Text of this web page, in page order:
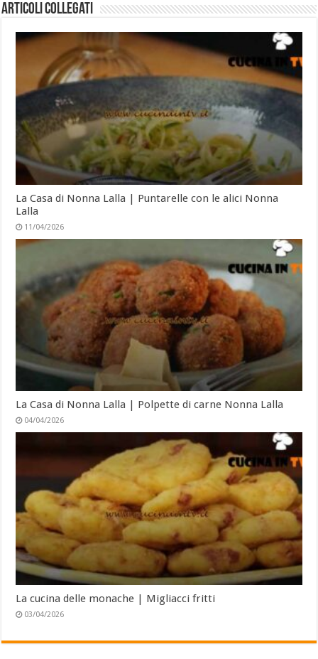
Articoli collegati
La Casa di Nonna Lalla | Puntarelle con le alici Nonna
Lalla
11/04/2026
La Casa di Nonna Lalla | Polpette di carne Nonna Lalla
04/04/2026
La cucina delle monache | Migliacci fritti
03/04/2026